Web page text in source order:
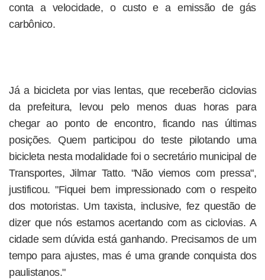
conta a velocidade, o custo e a emissão de gás
carbônico.
Já a bicicleta por vias lentas, que receberão ciclovias
da prefeitura, levou pelo menos duas horas para
chegar ao ponto de encontro, ficando nas últimas
posições. Quem participou do teste pilotando uma
bicicleta nesta modalidade foi o secretário municipal de
Transportes, Jilmar Tatto. "Não viemos com pressa",
justificou. "Fiquei bem impressionado com o respeito
dos motoristas. Um taxista, inclusive, fez questão de
dizer que nós estamos acertando com as ciclovias. A
cidade sem dúvida está ganhando. Precisamos de um
tempo para ajustes, mas é uma grande conquista dos
paulistanos."